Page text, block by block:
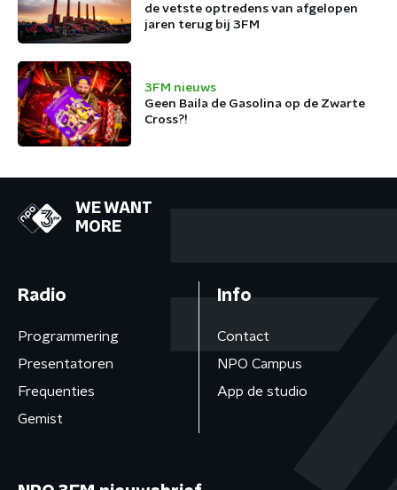
de vetste optredens van afgelopen
jaren terug bij 3FM
3FM nieuws
Geen Baila de Gasolina op de Zwarte
Cross?!
WE WANT
MORE
Radio
Programmering
Presentatoren
Frequenties
Gemist
Info
Contact
NPO Campus
App de studio